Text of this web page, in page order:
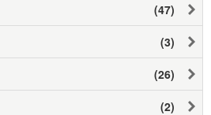
(47)
(3)
(26)
(2)